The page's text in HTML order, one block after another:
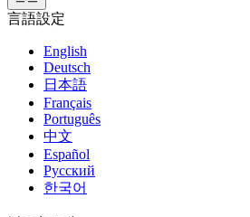
Unityエンジン
任意のプラットフォーム向けに2Dお
共同作業
チームでの共同作業と迅速なイテレ
Unity をダウンロード
プランと価格
デプロイ
3Dコラボレーション
リアルタイムで3Dプロジェクトを構
没入型トレーニング
没入型環境でのトレーニング
顧客体験
インタラクティブな3D体験を作成する
業界
ドキュメント
公式ユーザーマニュアルとAPIリファ
開発者ツール
リリースバージョンと問題追跡
ロードマップ
今後の機能をレビューする
ディスカッション
議論、問題解決、つながる
イベント
グローバルおよびローカルイベント
コミュニティストーリー
Made with Unity
Unityクリエイターの紹介
Unity Learn
無料でUnityスキルをマスターする
プロフェッショナルトレーニング
Unityトレーナーでチームをレベルア
Unity初心者向け
スタートガイド
学習を開始しましょう
ヘルプを得る
Unityで成功するためのサポート
Success Plan
専門的なサポートで目標を早く達成す
FAQ
よくある質問への回答
お問い合わせ
言語設定
English
Deutsch
日本語
Français
Português
中文
Español
Русский
한국어